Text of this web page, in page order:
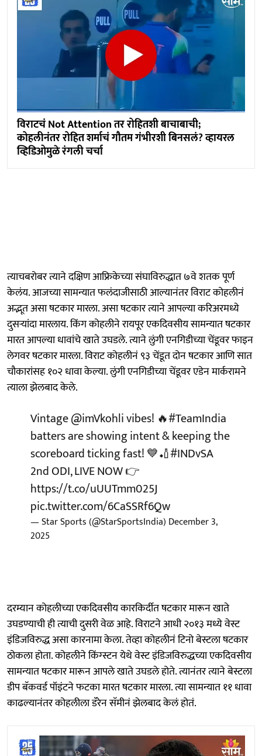
विराटचं Not Attention तर रोहितशी बाचाबाची;
कोहलीनंतर रोहित शर्माचं गौतम गंभीरशी बिनसलं? व्हायरल
व्हिडिओमुळे रंगली चर्चा
त्याचबरोबर त्याने दक्षिण आफ्रिकेच्या संघाविरुद्धात ७वे शतक पूर्ण
केलंय. आजच्या सामन्यात फलंदाजीसाठी आल्यानंतर विराट कोहलीनं
अद्भूत असा षटकार मारला. असा षटकार त्याने आपल्या करिअरमध्ये
दुसऱ्यांदा मारलाय. किंग कोहलीने रायपूर एकदिवसीय सामन्यात षटकार
मारत आपल्या धावांचे खाते उघडले. त्याने लुंगी एनगिडीच्या चेंडूवर फाइन
लेगवर षटकार मारला. विराट कोहलीनं ९३ चेंडूत दोन षटकार आणि सात
चौकारांसह १०२ धावा केल्या. लुंगी एनगिडीच्या चेंडूवर एडेन मार्करामने
त्याला झेलबाद केले.
Vintage@imVkohlivibes! 🔥#TeamIndia
batters are showing intent & keeping the
scoreboard ticking fast! 💙🏏#INDvSA
2nd ODI, LIVE NOW 👉
https://t.co/uUUTmm025J
pic.twitter.com/6CaSSRf6Qw
— Star Sports (@StarSportsIndia) December 3,
2025
दरम्यान कोहलीच्या एकदिवसीय कारकिर्दीत षटकार मारून खाते
उघडण्याची ही त्याची दुसरी वेळ आहे. विराटने आधी २०१३ मध्ये वेस्ट
इंडिजविरुद्ध असा कारनामा केला. तेव्हा कोहलीनं टिनो बेस्टला षटकार
ठोकला होता. कोहलीने किंग्स्टन येथे वेस्ट इंडिजविरुद्धच्या एकदिवसीय
सामन्यात षटकार मारून आपले खाते उघडले होते. त्यानंतर त्याने बेस्टला
डीप बॅकवर्ड पॉइंटने फटका मारत षटकार मारला. त्या सामन्यात ११ धावा
काढल्यानंतर कोहलीला डॅरेन सॅमीनं झेलबाद केलं होतं.